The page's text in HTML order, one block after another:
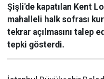
Şişli'de kapatılan Kent
mahalleli halk sofrası
tekrar açılmasını talep
tepki gösterdi.